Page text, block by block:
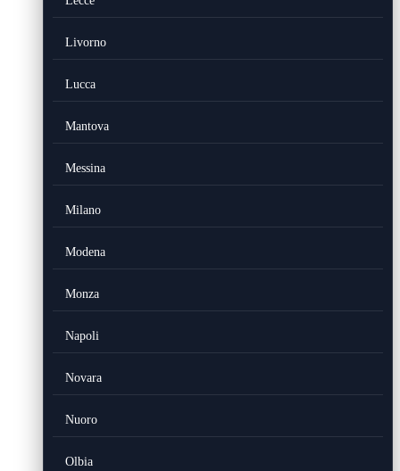
Livorno
Lucca
Mantova
Messina
Milano
Modena
Monza
Napoli
Novara
Nuoro
Olbia